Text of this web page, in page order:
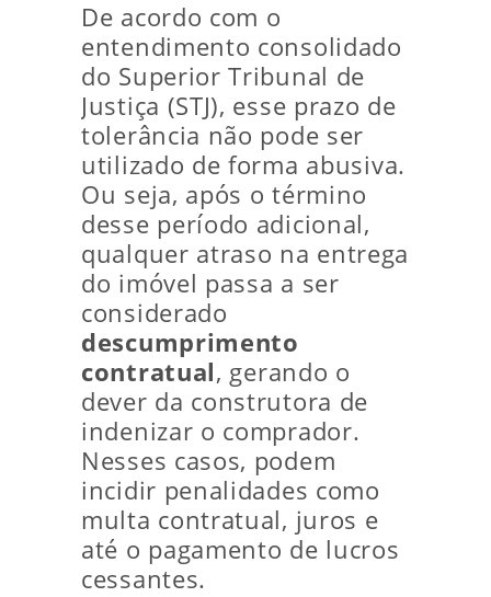
De acordo com o
entendimento consolidado
do Superior Tribunal de
Justiça (STJ), esse prazo de
tolerância não pode ser
utilizado de forma abusiva.
Ou seja, após o término
desse período adicional,
qualquer atraso na entrega
do imóvel passa a ser
considerado
descumprimento
contratual, gerando o
dever da construtora de
indenizar o comprador.
Nesses casos, podem
incidir penalidades como
multa contratual, juros e
até o pagamento de lucros
cessantes.